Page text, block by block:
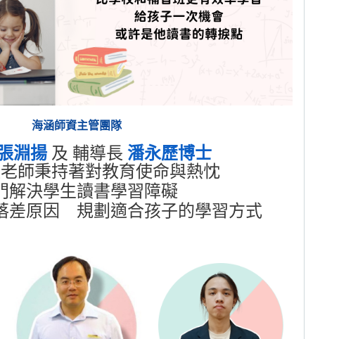
海涵師資主管團隊
淵揚 及 輔導長 潘永歷博士
師秉持著對教育使命與熱忱
解決學生讀書學習障礙
差原因 規劃適合孩子的學習方式